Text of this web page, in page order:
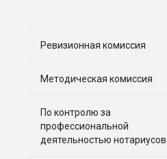
Ревизионная комиссия
Методическая комиссия
По контролю за
профессиональной
деятельностью нотариусов